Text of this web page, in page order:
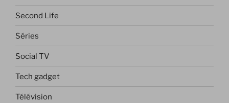
Second Life
Séries
Social TV
Tech gadget
Télévision